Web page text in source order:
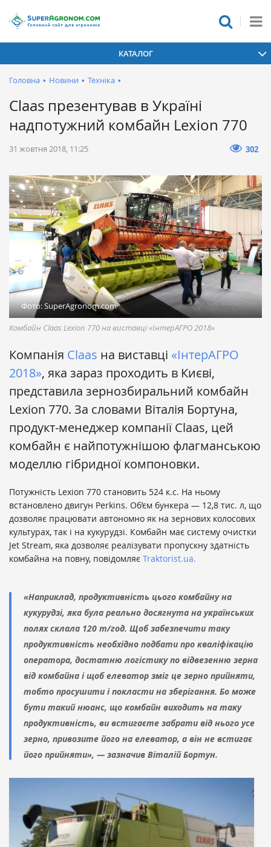
КАТАЛОГ
Головна • Новини • Техніка •
Сlaas презентував в Україні
надпотужний комбайн Lexion 770
31 жовтня 2018, 11:25 302
Фото: SuperAgronom.com
Комбайн Claas Lexion 770 на виставці «ІнтерАГРО 2018»
Компанія Сlaas на виставці «ІнтерАГРО
2018», яка зараз проходить в Києві,
представила зернозбиральний комбайн
Lexion 770. За словами Віталія Бортуна,
продукт-менеджер компанії Сlaas, цей
комбайн є найпотужнішою флагманською
моделлю гібридної компоновки.
Потужність Lexion 770 становить 524 к.с. На ньому
встановлено двигун Perkins. Об’єм бункера — 12,8 тис. л, що
дозволяє працювати автономно як на зернових колосових
культурах, так і на кукурудзі. Комбайн має систему очистки
Jet Stream, яка дозволяє реалізувати пропускну здатність
комбайна на повну, повідомляє Traktorist.ua.
«Наприклад, продуктивність цього комбайну на
кукурудзі, яка була реально досягнута на українських
полях склала 120 т/год. Щоб забезпечити таку
продуктивність необхідно подбати про кваліфікацію
оператора, достатню логістику по відвезенню зерна
від комбайна і щоб елеватор зміг це зерно прийняти,
тобто просушити і покласти на зберігання. Бо може
бути такий нюанс, що комбайн виходить на таку
продуктивність, ви встигаєте забрати від нього усе
зерно, привозите його на елеватор, а він не встигає
його прийняти», — зазначив Віталій Бортун.